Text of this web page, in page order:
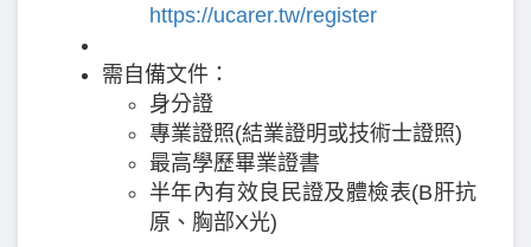
https://ucarer.tw/register
需自備文件：
身分證
專業證照(結業證明或技術士證照)
最高學歷畢業證書
半年內有效良民證及體檢表(B肝抗
原、胸部X光)